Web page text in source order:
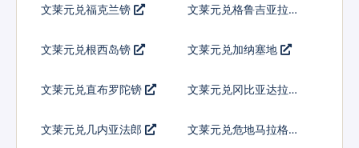
文莱元兑福克兰镑 文莱元兑格鲁吉亚拉里
文莱元兑根西岛镑 文莱元兑加纳塞地
文莱元兑直布罗陀镑 文莱元兑冈比亚达拉西
文莱元兑几内亚法郎
文莱元兑危地马拉格查